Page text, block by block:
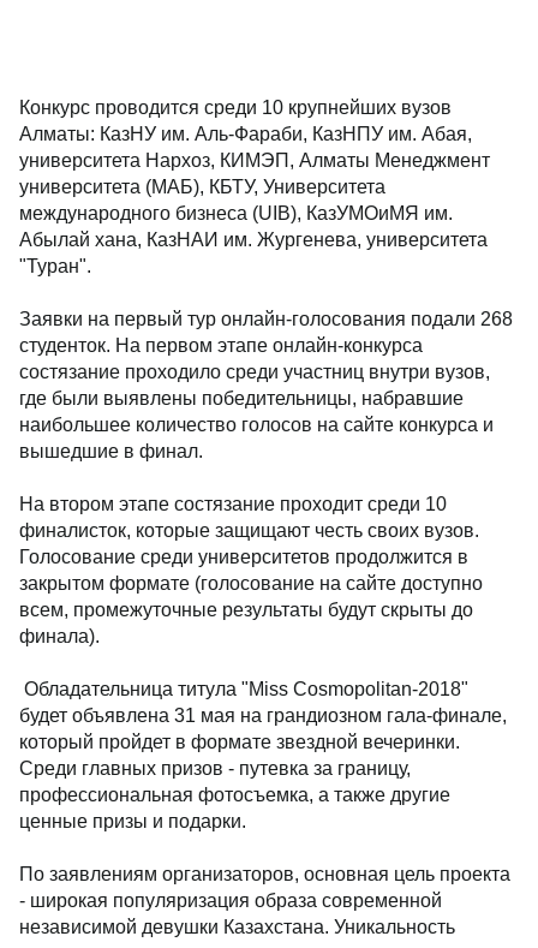
Конкурс проводится среди 10 крупнейших вузов
Алматы: КазНУ им. Аль-Фараби, КазНПУ им. Абая,
университета Нархоз, КИМЭП, Алматы Менеджмент
университета (МАБ), КБТУ, Университета
международного бизнеса (UIB), КазУМОиМЯ им.
Абылай хана, КазНАИ им. Жургенева, университета
"Туран".
Заявки на первый тур онлайн-голосования подали 268
студенток. На первом этапе онлайн-конкурса
состязание проходило среди участниц внутри вузов,
где были выявлены победительницы, набравшие
наибольшее количество голосов на сайте конкурса и
вышедшие в финал.
На втором этапе состязание проходит среди 10
финалисток, которые защищают честь своих вузов.
Голосование среди университетов продолжится в
закрытом формате (голосование на сайте доступно
всем, промежуточные результаты будут скрыты до
финала).
Обладательница титула "Мiss Cosmopolitan-2018"
будет объявлена 31 мая на грандиозном гала-финале,
который пройдет в формате звездной вечеринки.
Среди главных призов - путевка за границу,
профессиональная фотосъемка, а также другие
ценные призы и подарки.
По заявлениям организаторов, основная цель проекта
- широкая популяризация образа современной
независимой девушки Казахстана. Уникальность